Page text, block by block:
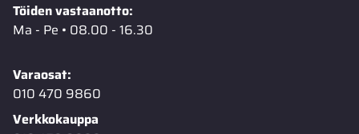
Töiden vastaanotto:
Ma - Pe • 08.00 - 16.30
Varaosat:
010 470 9860
Verkkokauppa